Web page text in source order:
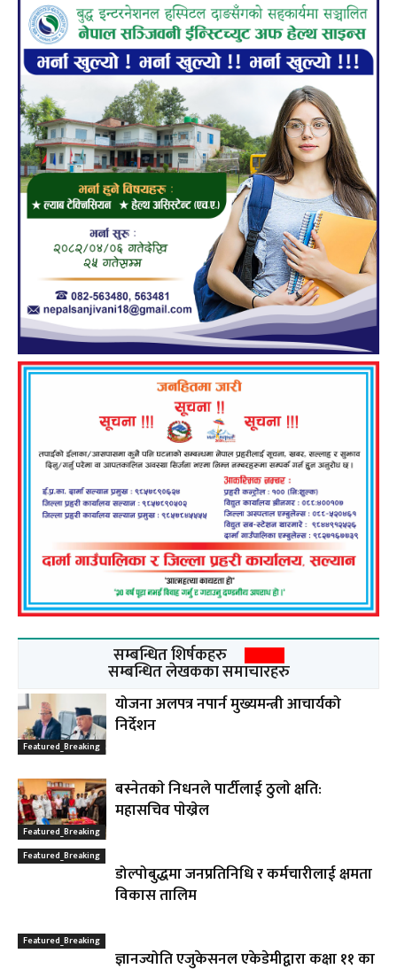
सम्बन्धित शिर्षकहरु
सम्बन्धित लेखकका समाचारहरु
Featured_Breaking
योजना अलपत्र नपार्न मुख्यमन्त्री आचार्यको
निर्देशन
Featured_Breaking
बस्नेतकाे निधनले पार्टीलाई ठुलाे क्षति:
महासचिव पाेख्रेल
Featured_Breaking
डोल्पोबुद्धमा जनप्रतिनिधि र कर्मचारीलाई क्षमता
विकास तालिम
Featured_Breaking
ज्ञानज्योति एजुकेसनल एकेडेमीद्वारा कक्षा ११ का